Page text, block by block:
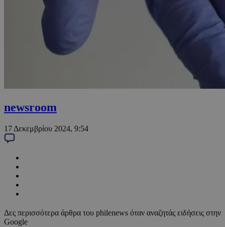
newsroom
17 Δεκεμβρίου 2024, 9:54
Δες περισσότερα άρθρα του philenews όταν αναζητάς ειδήσεις στην
Google